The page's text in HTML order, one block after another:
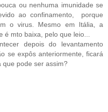
ou nenhuma imunidade se
ao confinamento, porque
o virus. Mesmo em Itália, a
é mto baixa, pelo que leio...
depois do levantamento
se expôs anteriormente, ficará
que pode ser assim?